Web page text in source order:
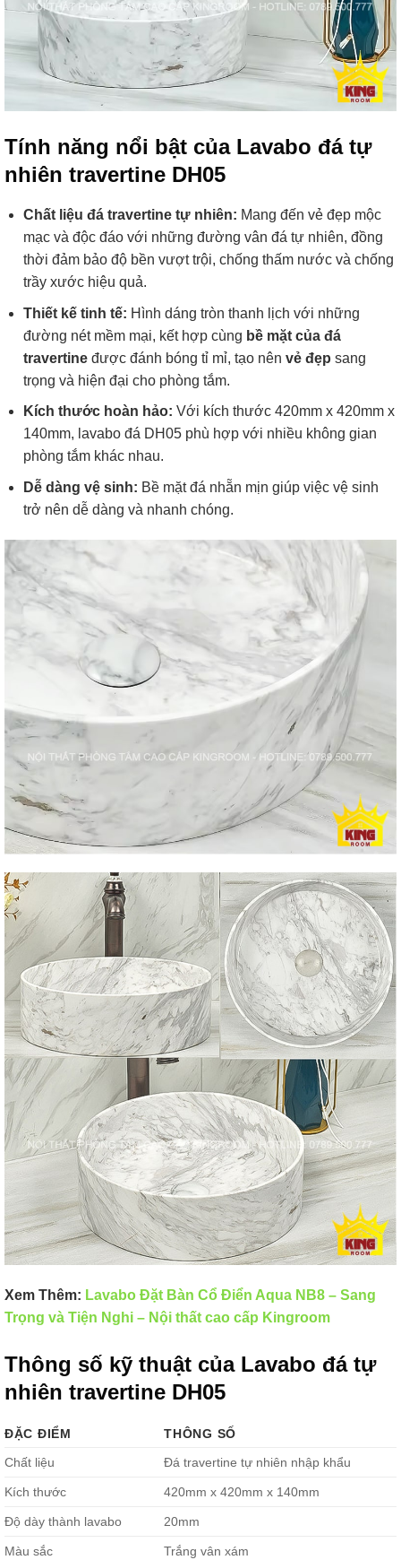
Tính năng nổi bật của Lavabo đá tự
nhiên travertine DH05
Chất liệu đá travertine tự nhiên: Mang đến vẻ đẹp mộc
mạc và độc đáo với những đường vân đá tự nhiên, đồng
thời đảm bảo độ bền vượt trội, chống thấm nước và chống
trầy xước hiệu quả.
Thiết kế tinh tế: Hình dáng tròn thanh lịch với những
đường nét mềm mại, kết hợp cùng bề mặt của đá
travertineđược đánh bóng tỉ mỉ, tạo nên vẻ đẹp sang
trọng và hiện đại cho phòng tắm.
Kích thước hoàn hảo: Với kích thước 420mm x 420mm x
140mm, lavabo đá DH05 phù hợp với nhiều không gian
phòng tắm khác nhau.
Dễ dàng vệ sinh: Bề mặt đá nhẵn mịn giúp việc vệ sinh
trở nên dễ dàng và nhanh chóng.
Xem Thêm: Lavabo Đặt Bàn Cổ Điển Aqua NB8 – Sang
Trọng và Tiện Nghi – Nội thất cao cấp Kingroom
Thông số kỹ thuật của Lavabo đá tự
nhiên travertine DH05
ĐẶC ĐIỂM
THÔNG SỐ
Chất liệu
Đá travertine tự nhiên nhập khẩu
Kích thước 420mm x 420mm x 140mm
Độ dày thành lavabo 20mm
Màu sắc Trắng vân xám